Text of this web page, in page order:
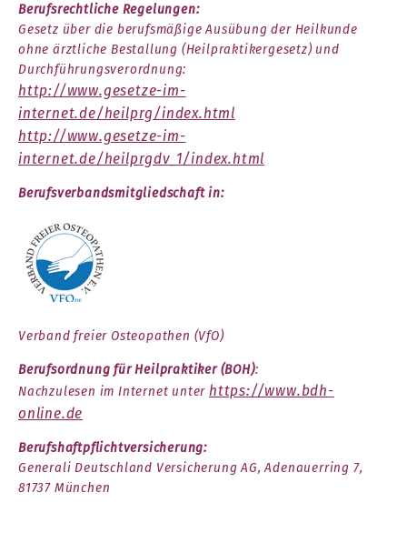
Berufsrechtliche Regelungen:
Gesetz über die berufsmäßige Ausübung der Heilkunde
ohne ärztliche Bestallung (Heilpraktikergesetz) und
Durchführungsverordnung:
http://www.gesetze-im-
internet.de/heilprg/index.html
http://www.gesetze-im-
internet.de/heilprgdv_1/index.html
Berufsverbandsmitgliedschaft in:
Verband freier Osteopathen (VfO)
Berufsordnung für Heilpraktiker (BOH):
Nachzulesen im Internet unter https://www.bdh-
online.de
Berufshaftpflichtversicherung:
Generali Deutschland Versicherung AG, Adenauerring 7,
81737 München